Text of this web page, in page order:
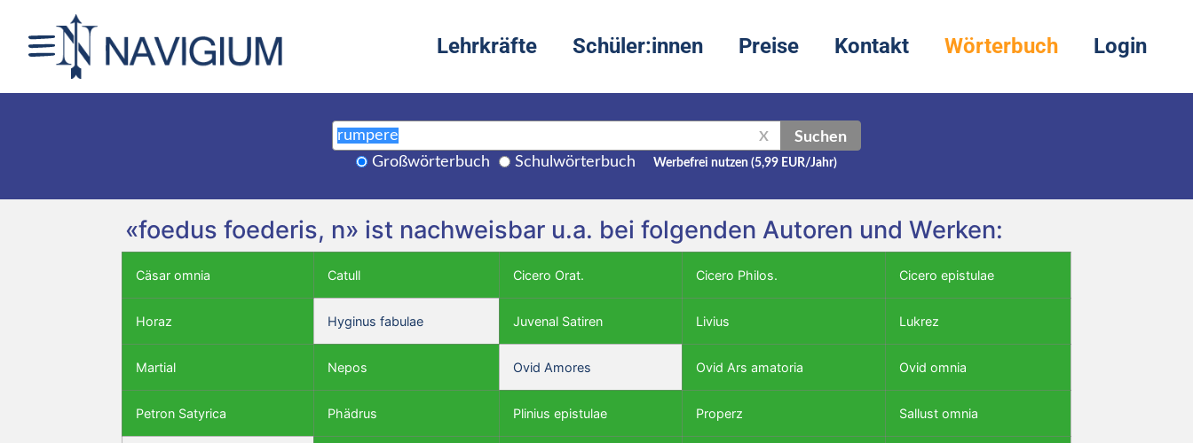
Lehrkräfte Schüler:innen Preise Kontakt Wörterbuch Login
X Suchen
Großwörterbuch Schulwörterbuch Werbefrei nutzen (5,99 EUR/Jahr)
«foedus foederis, n» ist nachweisbar u.a. bei folgenden Autoren und Werken:
Cäsar omnia Catull Cicero Orat. Cicero Philos. Cicero epistulae
Horaz Hyginus fabulae Juvenal Satiren Livius Lukrez
Martial Nepos Ovid Amores Ovid Ars amatoria Ovid omnia
Petron Satyrica Phädrus Plinius epistulae Properz Sallust omnia